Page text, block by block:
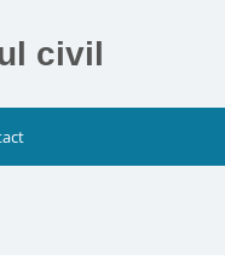
civil